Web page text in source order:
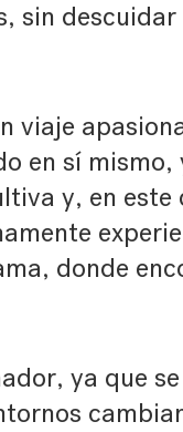
sin descuidar
viaje
en sí mismo,
y, en este
donde
ya que